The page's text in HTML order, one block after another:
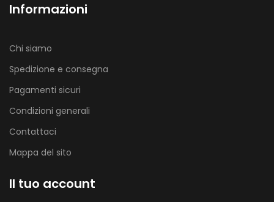
Informazioni
Chi siamo
Spedizione e consegna
Pagamenti sicuri
Condizioni generali
Contattaci
Mappa del sito
Il tuo account